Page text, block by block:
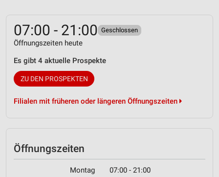
07:00 - 21:00 Geschlossen
Öffnungszeiten heute
Es gibt 4 aktuelle Prospekte
ZU DEN PROSPEKTEN
Filialen mit früheren oder längeren Öffnungszeiten
Öffnungszeiten
Montag 07:00 - 21:00